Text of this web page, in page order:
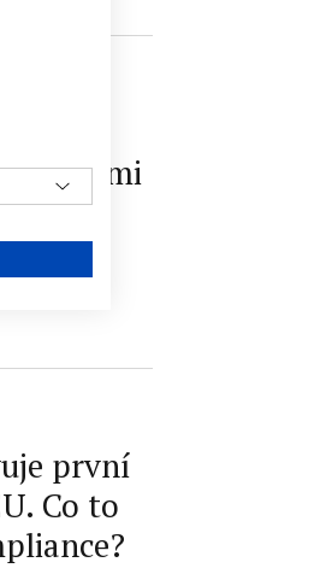
první
Co to